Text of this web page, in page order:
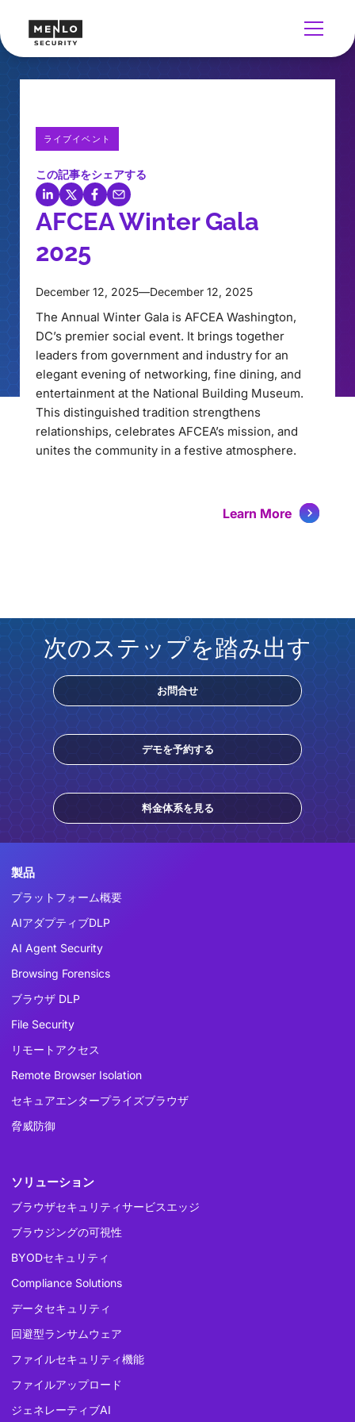
ライブイベント
この記事をシェアする
AFCEA Winter Gala
2025
December 12, 2025—December 12, 2025
The Annual Winter Gala is AFCEA Washington,
DC’s premier social event. It brings together
leaders from government and industry for an
elegant evening of networking, fine dining, and
entertainment at the National Building Museum.
This distinguished tradition strengthens
relationships, celebrates AFCEA’s mission, and
unites the community in a festive atmosphere.
Learn More
次のステップを踏み出す
お問合せ
デモを予約する
料金体系を見る
製品
プラットフォーム概要
AIアダプティブDLP
AI Agent Security
Browsing Forensics
ブラウザ DLP
File Security
リモートアクセス
Remote Browser Isolation
セキュアエンタープライズブラウザ
脅威防御
ソリューション
ブラウザセキュリティサービスエッジ
ブラウジングの可視性
BYODセキュリティ
Compliance Solutions
データセキュリティ
回避型ランサムウェア
ファイルセキュリティ機能
ファイルアップロード
ジェネレーティブAI